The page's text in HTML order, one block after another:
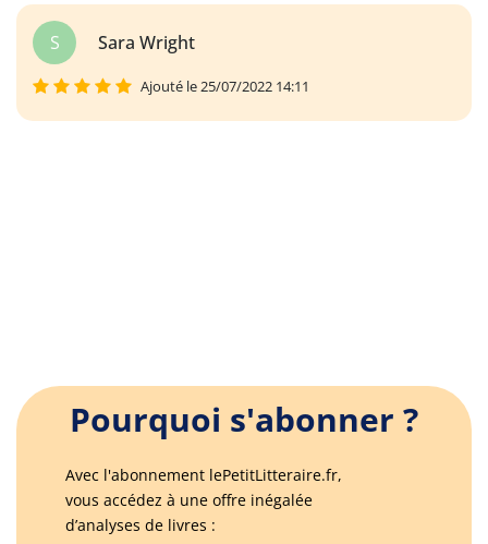
S Sara Wright
Ajouté le 25/07/2022 14:11
Pourquoi s'abonner ?
Avec l'abonnement lePetitLitteraire.fr,
vous accédez à une offre inégalée
d’analyses de livres :